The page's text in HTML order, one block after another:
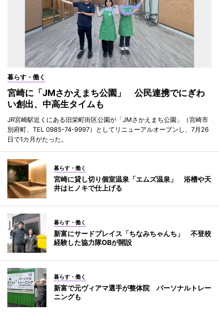
暮らす・働く
宮崎に「JMさかえまち公園」 公民連携でにぎわ
い創出、中高生タイムも
JR宮崎駅近くにある旧栄町街区公園が「JMさかえまち公園」（宮崎市
別府町、TEL 0985-74-9997）としてリニューアルオープンし、7月26
日で1カ月がたった。
暮らす・働く
宮崎に貸し切り個室温泉「エムズ温泉」 浴槽や天
井はヒノキで仕上げる
暮らす・働く
新富にサードプレイス「ちなみちゃんち」 不登校
経験した協力隊OBが開設
暮らす・働く
新富で元ヴィアマ選手が整体院 パーソナルトレー
ニングも